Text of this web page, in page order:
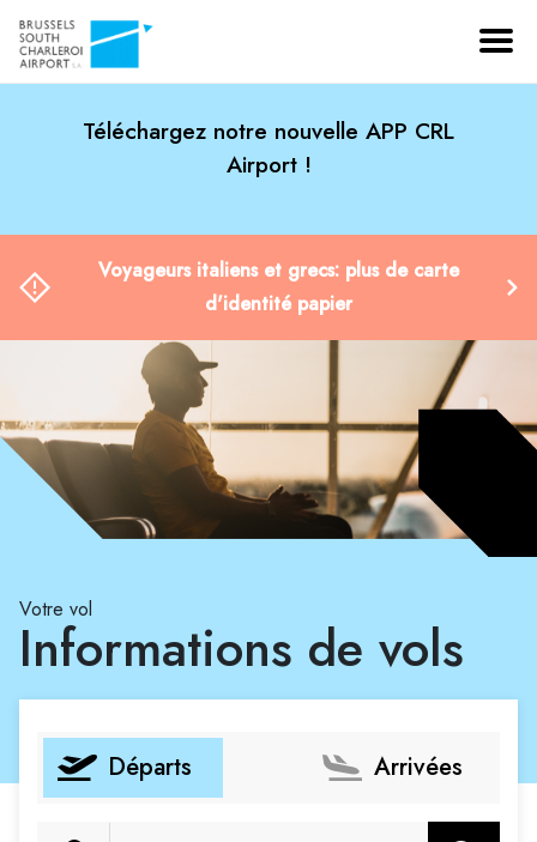
Téléchargez notre nouvelle APP CRL
Airport !
Voyageurs italiens et grecs: plus de carte
d'identité papier
Votre vol
Informations de vols
Départs Arrivées